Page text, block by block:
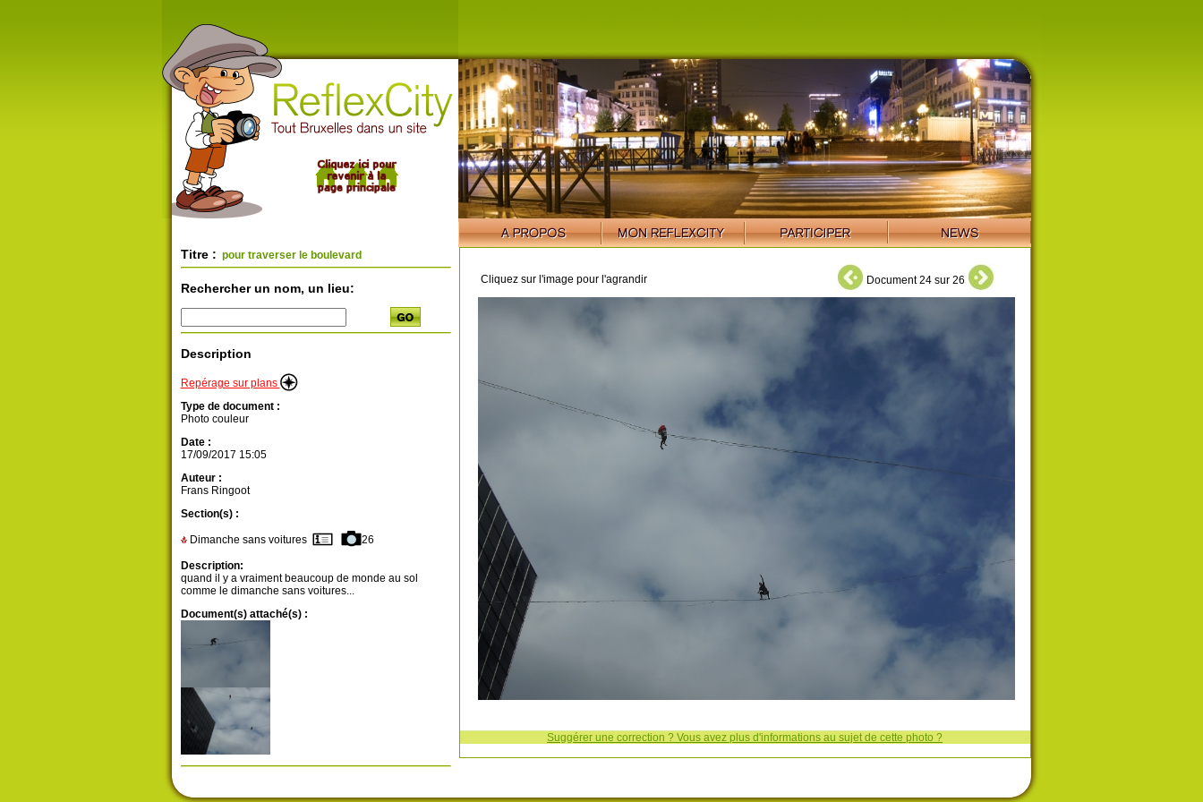
Titre : pour traverser le boulevard
Rechercher un nom, un lieu:
Description
Repérage sur plans
Type de document :
Photo couleur
Date :
17/09/2017 15:05
Auteur :
Frans Ringoot
Section(s) :
Dimanche sans voitures 26
Description:
quand il y a vraiment beaucoup de monde au sol
comme le dimanche sans voitures...
Document(s) attaché(s) :
Cliquez sur l'image pour l'agrandir Document 24 sur 26
Suggérer une correction ? Vous avez plus d'informations au sujet de cette photo ?